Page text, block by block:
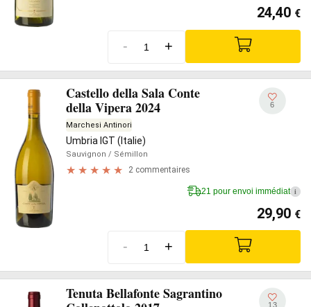
24,40 €
- +
Castello della Sala Conte
della Vipera 2024
Marchesi Antinori
Umbria IGT (Italie)
Sauvignon / Sémillon
2 commentaires
6
21 pour envoi immédiat i
29,90 €
- +
Tenuta Bellafonte Sagrantino
13